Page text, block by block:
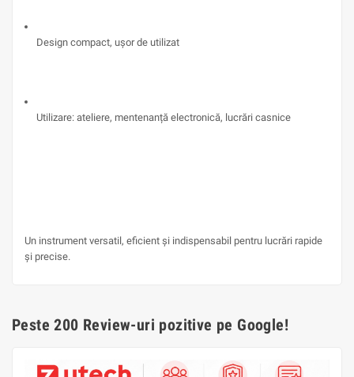
Design compact, ușor de utilizat
Utilizare: ateliere, mentenanță electronică, lucrări casnice
Un instrument versatil, eficient și indispensabil pentru lucrări rapide
și precise.
Peste 200 Review-uri pozitive pe Google!